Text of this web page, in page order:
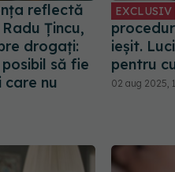
reflectă
Țincu,
drogați:
să fie
nu
EXCLUSIV
ieșit.
pentru
02 aug 2025,